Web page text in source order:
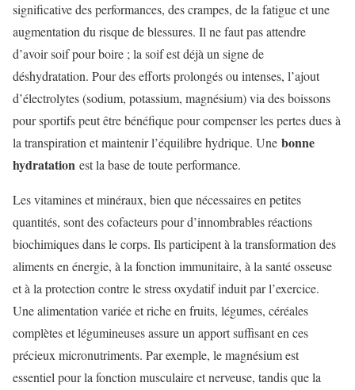
significative des performances, des crampes, de la fatigue et une
augmentation du risque de blessures. Il ne faut pas attendre
d’avoir soif pour boire ; la soif est déjà un signe de
déshydratation. Pour des efforts prolongés ou intenses, l’ajout
d’électrolytes (sodium, potassium, magnésium) via des boissons
pour sportifs peut être bénéfique pour compenser les pertes dues à
la transpiration et maintenir l’équilibre hydrique. Une bonne
hydratation est la base de toute performance.
Les vitamines et minéraux, bien que nécessaires en petites
quantités, sont des cofacteurs pour d’innombrables réactions
biochimiques dans le corps. Ils participent à la transformation des
aliments en énergie, à la fonction immunitaire, à la santé osseuse
et à la protection contre le stress oxydatif induit par l’exercice.
Une alimentation variée et riche en fruits, légumes, céréales
complètes et légumineuses assure un apport suffisant en ces
précieux micronutriments. Par exemple, le magnésium est
essentiel pour la fonction musculaire et nerveuse, tandis que la